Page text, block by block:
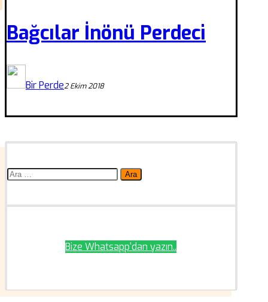
Bağcılar İnönü Perdeci
Bir Perde2 Ekim 2018
Arama:
Bize Whatsapp'dan yazın..